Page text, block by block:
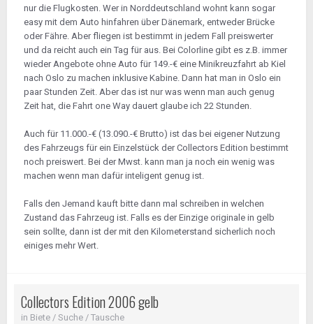
nur die Flugkosten. Wer in Norddeutschland wohnt kann sogar
easy mit dem Auto hinfahren über Dänemark, entweder Brücke
oder Fähre. Aber fliegen ist bestimmt in jedem Fall preiswerter
und da reicht auch ein Tag für aus. Bei Colorline gibt es z.B. immer
wieder Angebote ohne Auto für 149.-€ eine Minikreuzfahrt ab Kiel
nach Oslo zu machen inklusive Kabine. Dann hat man in Oslo ein
paar Stunden Zeit. Aber das ist nur was wenn man auch genug
Zeit hat, die Fahrt one Way dauert glaube ich 22 Stunden.
Auch für 11.000.-€ (13.090.-€ Brutto) ist das bei eigener Nutzung
des Fahrzeugs für ein Einzelstück der Collectors Edition bestimmt
noch preiswert. Bei der Mwst. kann man ja noch ein wenig was
machen wenn man dafür inteligent genug ist.
Falls den Jemand kauft bitte dann mal schreiben in welchen
Zustand das Fahrzeug ist. Falls es der Einzige originale in gelb
sein sollte, dann ist der mit den Kilometerstand sicherlich noch
einiges mehr Wert.
Collectors Edition 2006 gelb
in Biete / Suche / Tausche